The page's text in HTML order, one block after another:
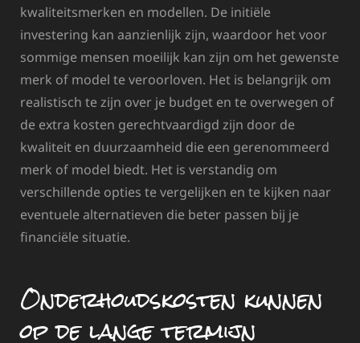
kwaliteitsmerken en modellen. De initiële
investering kan aanzienlijk zijn, waardoor het voor
sommige mensen moeilijk kan zijn om het gewenste
merk of model te veroorloven. Het is belangrijk om
realistisch te zijn over je budget en te overwegen of
de extra kosten gerechtvaardigd zijn door de
kwaliteit en duurzaamheid die een gerenommeerd
merk of model biedt. Het is verstandig om
verschillende opties te vergelijken en te kijken naar
eventuele alternatieven die beter passen bij je
financiële situatie.
Onderhoudskosten kunnen
op de lange termijn